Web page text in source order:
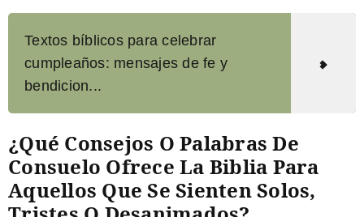
Textos bíblicos para celebrar
cumpleaños: mensajes de fe y
bendicion...
¿Qué Consejos O Palabras De
Consuelo Ofrece La Biblia Para
Aquellos Que Se Sienten Solos,